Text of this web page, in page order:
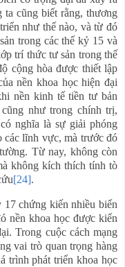
ta cũng biết rằng, thương
như thế nào, và từ đó
trong các thế kỷ 15 và
trí thức tư sản trong thế
cộng hòa được thiết lập
nền khoa học hiện đại
nền kinh tế tiền tư bản
như trong chính trị,
nghĩa là sự giải phóng
các lĩnh vực, mà trước đó
Từ nay, không còn
không kích thích tính tò
[24].
17 chứng kiến nhiều biến
nền khoa học được kiến
Trong cuộc cách mạng
vai trò quan trọng hàng
trình phát triển khoa học